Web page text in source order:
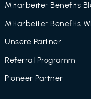
Mitarbeiter Benefits
Mitarbeiter Benefits
Unsere Partner
Referral Programm
Pioneer Partner